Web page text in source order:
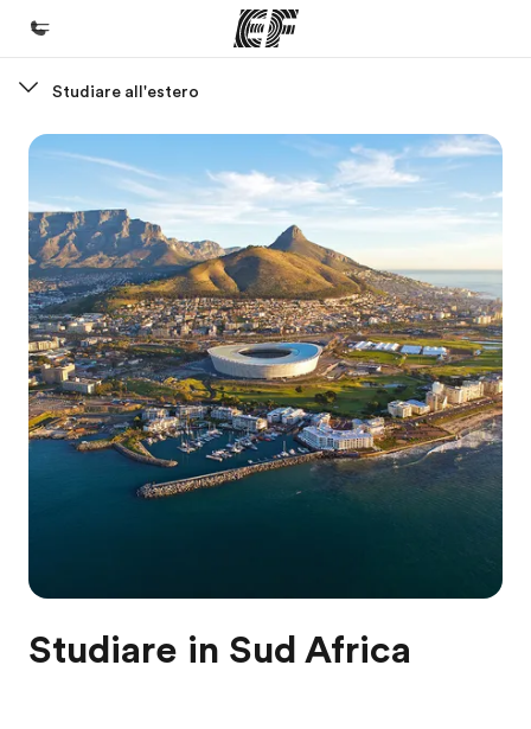
Benvenuto alla EF
Programmi
Vedi la nostra offerta
Uffici
Trova l'ufficio più vicino
Chi siamo
La nostra organizzazione
Carriera
Studiare all'estero
Studiare in Sud Africa